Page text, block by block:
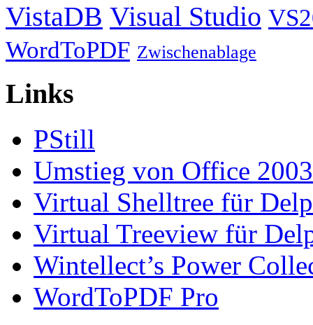
VistaDB Visual Studio
WordToPDF Zwischenablage
Links
PStill
Umstieg von Office
Virtual Shelltree für
Virtual Treeview für
Wintellect’s Power
WordToPDF Pro